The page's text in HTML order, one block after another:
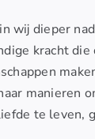
wij dieper
kracht
manieren
te leven,